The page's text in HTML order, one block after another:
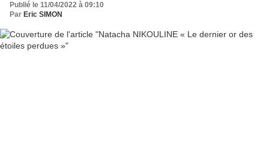
Publié le 11/04/2022 à 09:10
Par Eric SIMON